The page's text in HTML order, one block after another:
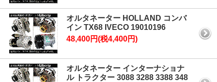
オルタネーター HOLLAND コンバ
イン TX68 IVECO 19010196
48,400円(税4,400円)
オルタネーター インターナショナ
ル トラクター 3088 3288 3388 348